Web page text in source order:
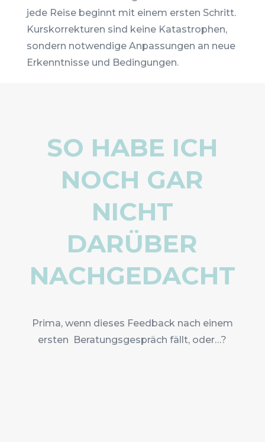
jede Reise beginnt mit einem ersten Schritt.
Kurskorrekturen sind keine Katastrophen,
sondern notwendige Anpassungen an neue
Erkenntnisse und Bedingungen.
SO HABE ICH
NOCH GAR
NICHT
DARÜBER
NACHGEDACHT
Prima, wenn dieses Feedback nach einem
ersten Beratungsgespräch fällt, oder…?